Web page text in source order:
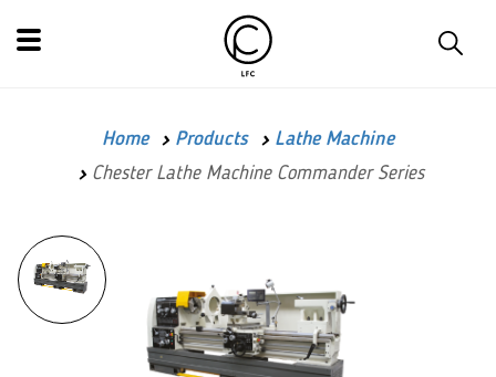
Home Products
Lathe Machine
Chester Lathe Machine Commander Series